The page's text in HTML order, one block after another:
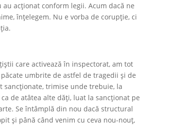
acționat conform legii. Acum dacă ne
înțelegem. Nu e vorba de corupție, ci
care activează în inspectorat, am tot
umbrite de astfel de tragedii și de
sancționate, trimise unde trebuie, la
de atâtea alte dăți, luat la sancționat pe
Se întâmplă din nou dacă structural
și până când venim cu ceva nou-nouț,